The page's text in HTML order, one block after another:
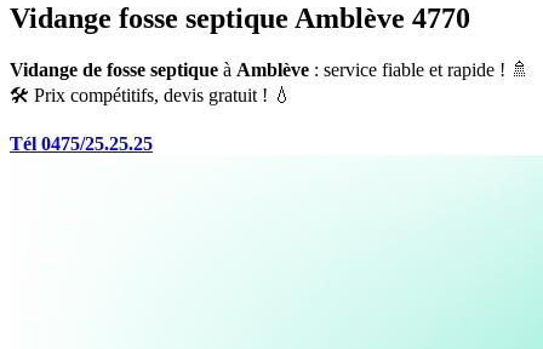
Vidange fosse septique Amblève 4770
Vidange de fosse septique à Amblève : service fiable et rapide ! 🚿
🛠️ Prix compétitifs, devis gratuit ! 💧
Tél 0475/25.25.25